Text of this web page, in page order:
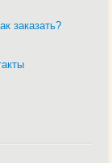
заказать?